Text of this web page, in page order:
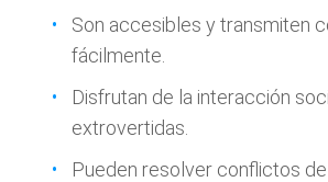
Son accesibles y transmiten
fácilmente.
Disfrutan de la interacción
extrovertidas.
Pueden resolver conflictos